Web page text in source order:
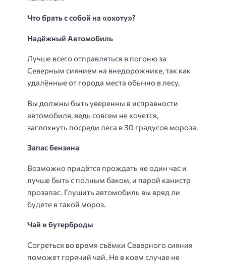
Что брать с собой на «охоту»?
Надёжный Автомобиль
Лучше всего отправляться в погоню за
Северным сиянием на внедорожнике, так как
удалённые от города места обычно в лесу.
Вы должны быть уверенны в исправности
автомобиля, ведь совсем не хочется,
заглохнуть посреди леса в 30 градусов мороза.
Запас бензина
Возможно придётся прождать не один час и
лучше быть с полным баком, и парой канистр
прозапас. Глушить автомобиль вы вряд ли
будете в такой мороз.
Чай и бутерброды
Согреться во время съёмки Северного сияния
поможет горячий чай. Не в коем случае не